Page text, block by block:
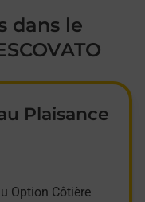
dans le
Plaisance
Option Côtière